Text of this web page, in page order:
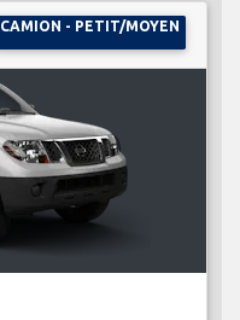
CAMION - PETIT/MOYEN